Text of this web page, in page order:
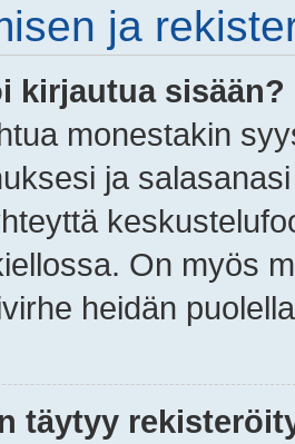
ja
kirjautua sisään?
monestakin
ja
On myös
heidän
täytyy